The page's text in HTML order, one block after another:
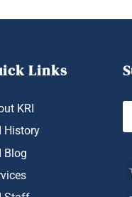
Links
KRI
History
Blog